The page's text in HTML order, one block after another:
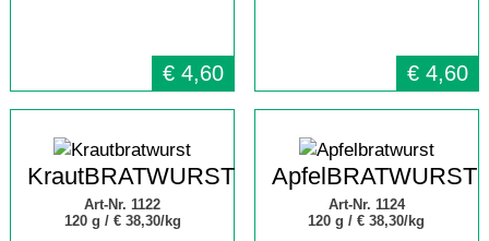
€ 4,60 € 4,60
KrautBRATWURST
Art-Nr. 1122
120 g / € 38,30/kg
ApfelBRATWURST
Art-Nr. 1124
120 g /€ 38,30/kg